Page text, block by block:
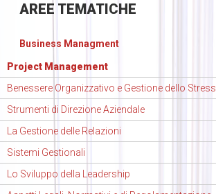
AREE TEMATICHE
Business Managment
Project Management
Benessere Organizzativo e Gestione dello Stress
Strumenti di Direzione Aziendale
La Gestione delle Relazioni
Sistemi Gestionali
Lo Sviluppo della Leadership